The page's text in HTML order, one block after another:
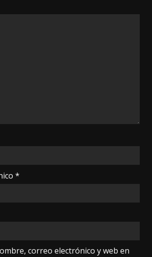
*
correo electrónico y web en